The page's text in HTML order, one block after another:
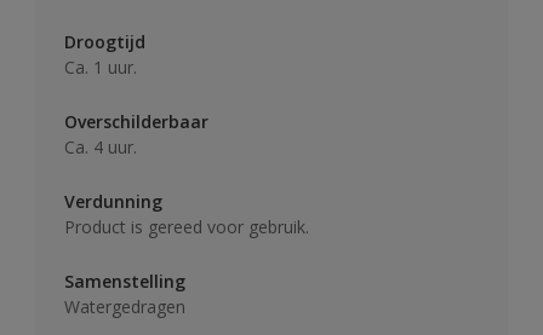
Droogtijd
Ca. 1 uur.
Overschilderbaar
Ca. 4 uur.
Verdunning
Product is gereed voor gebruik.
Samenstelling
Watergedragen